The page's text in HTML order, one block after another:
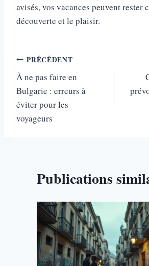
avisés, vos vacances peuvent rester
découverte et le plaisir.
Navigation
de
l’article
PRÉCÉDENT
À ne pas faire en
Bulgarie : erreurs à
éviter pour les
voyageurs
Publications